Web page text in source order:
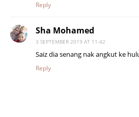
Reply
Sha Mohamed
3 SEPTEMBER 2019 AT 11:42
Saiz dia senang nak angkut ke
Reply